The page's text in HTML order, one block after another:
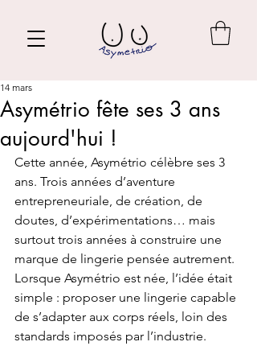
Asymétrio fête ses 3 ans
aujourd'hui !
14 mars
Cette année, Asymétrio célèbre ses 3
ans. Trois années d’aventure
entrepreneuriale, de création, de
doutes, d’expérimentations… mais
surtout trois années à construire une
marque de lingerie pensée autrement.
Lorsque Asymétrio est née, l’idée était
simple : proposer une lingerie capable
de s’adapter aux corps réels, loin des
standards imposés par l’industrie.